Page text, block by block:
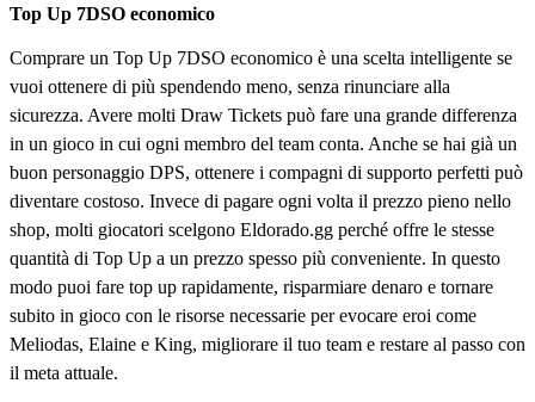
Top Up 7DSO economico
Comprare un Top Up 7DSO economico è una scelta intelligente se
vuoi ottenere di più spendendo meno, senza rinunciare alla
sicurezza. Avere molti Draw Tickets può fare una grande differenza
in un gioco in cui ogni membro del team conta. Anche se hai già un
buon personaggio DPS, ottenere i compagni di supporto perfetti può
diventare costoso. Invece di pagare ogni volta il prezzo pieno nello
shop, molti giocatori scelgono Eldorado.gg perché offre le stesse
quantità di Top Up a un prezzo spesso più conveniente. In questo
modo puoi fare top up rapidamente, risparmiare denaro e tornare
subito in gioco con le risorse necessarie per evocare eroi come
Meliodas, Elaine e King, migliorare il tuo team e restare al passo con
il meta attuale.